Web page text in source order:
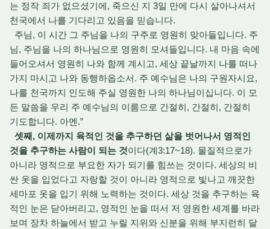
는 정작 죄가 없으셨기에, 죽으신 지 3일 만에 다시 살아나셔서
천국에서 나를 기다리고 있음을 믿습니다.
주님, 이 시간 그 주님을 나의 구주로 영원히 맞아들입니다. 주
님, 주님을 나의 하나님으로 영원히 모셔들입니다. 내 마음 속에
들어오셔서 영원히 나와 함께 계시고, 세상 끝날까지 나를 떠나
가지 마시고 나와 동행하옵소서. 주 예수님은 나의 구원자시요,
나를 천국까지 인도해 주실 영원한 나의 하나님이십니다. 이 모
든 말씀을 우리 주 예수님의 이름으로 간절히, 간절히, 간절히
기도합니다. 아멘.”
셋째, 이제까지 육적인 것을 추구하던 삶을 벗어나서 영적인
것을 추구하는 사람이 되는 것이다(계3:17~18). 물질적으로가
아니라 영적으로 부요한 자가 되기를 힘쓰는 것이다. 세상의 비
싼 옷을 입었다고 자랑할 것이 아니라 영적으로 빛나고 깨끗한
세마포 옷을 입기 위해 노력하는 것이다. 세상 것을 추구하는 육
적인 눈은 닫아버리고, 영적인 눈을 떠서 저 영원한 세계를 바라
보며 장차 하늘에서 받고 누릴 지위와 신분을 위해 부지런히 달